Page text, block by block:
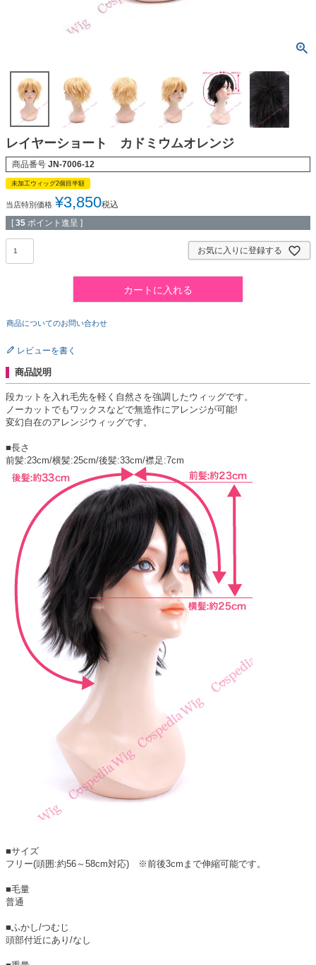
レイヤーショート カドミウムオレンジ
商品番号 JN-7006-12
未加工ウィッグ2個目半額
当店特別価格 ¥3,850税込
[ 35 ポイント進呈 ]
お気に入りに登録する
カートに入れる
商品についてのお問い合わせ
レビューを書く
商品説明
段カットを入れ毛先を軽く自然さを強調したウィッグです。
ノーカットでもワックスなどで無造作にアレンジが可能!
変幻自在のアレンジウィッグです。
■長さ
前髪:23cm/横髪:25cm/後髪:33cm/襟足:7cm
■サイズ
フリー(頭囲:約56～58cm対応) ※前後3cmまで伸縮可能です。
■毛量
普通
■ふかし/つむじ
頭部付近にあり/なし